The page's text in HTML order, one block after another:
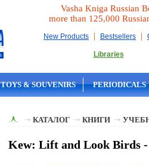
Vasha Kniga Russian
more than 125,000
New Products | Bestsellers |
Libraries
TOYS & SOUVENIRS PERIODICALS
КАТАЛОГ КНИГИ
Kew: Lift and Look Birds